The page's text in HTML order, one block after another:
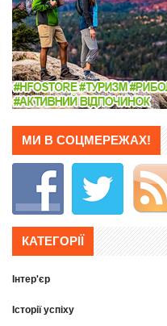
МИ В СОЦМЕРЕЖАХ!
КАТЕГОРІЇ
Інтер'єр
Історії успіху